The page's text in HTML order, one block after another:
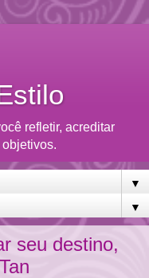
refletir, acreditar
▼
▼
seu destino,